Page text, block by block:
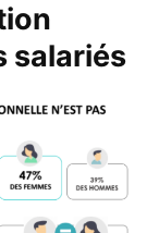
salariés